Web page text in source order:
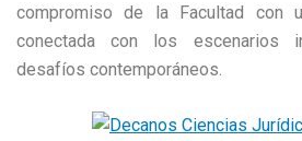
compromiso de la Facultad con
conectada con los escenarios
desafíos contemporáneos.